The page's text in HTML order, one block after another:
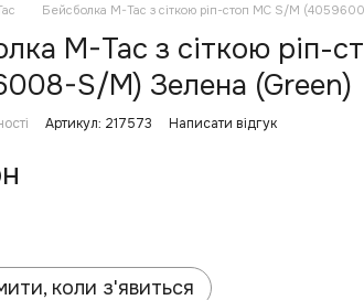
Бейсболка M-Tac з сіткою ріп-стоп MC S/M
M-Tac з сіткою ріп-
S/M) Зелена (Green)
Артикул: 217573 Написати відгук
коли з'явиться